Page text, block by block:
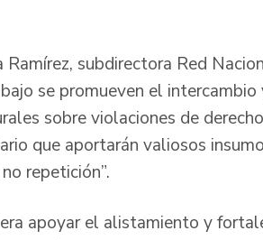
subdirectora Red
se promueven el
sobre violaciones de
que aportarán valiosos
repetición”.
apoyar el alistamiento y